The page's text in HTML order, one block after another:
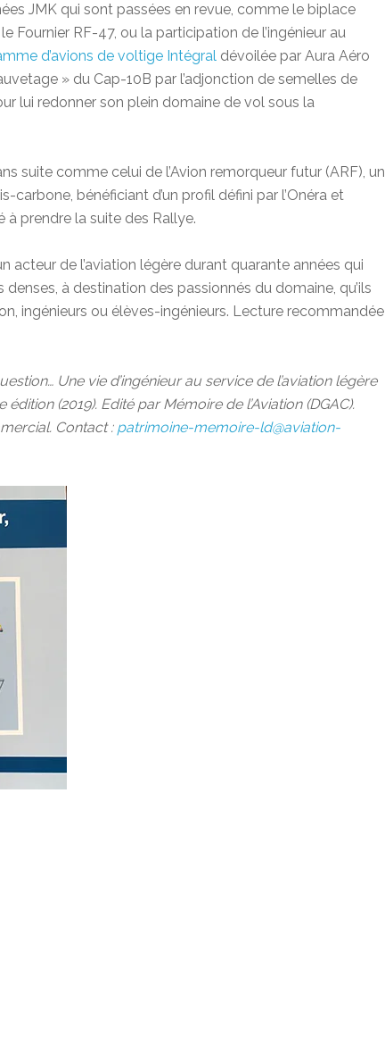
JMK qui sont passées en revue, comme le biplace
Fournier RF-47, ou la participation de l’ingénieur au
d’avions de voltige Intégral dévoilée par Aura Aéro
» du Cap-10B par l’adjonction de semelles de
lui redonner son plein domaine de vol sous la
suite comme celui de l’Avion remorqueur futur (ARF), un
carbone, bénéficiant d’un profil défini par l’Onéra et
à prendre la suite des Rallye.
acteur de l’aviation légère durant quarante années qui
à destination des passionnés du domaine, qu’ils
ingénieurs ou élèves-ingénieurs. Lecture recommandée
Une vie d’ingénieur au service de l’aviation légère
édition (2019). Edité par Mémoire de l’Aviation (DGAC).
Contact : patrimoine-memoire-ld@aviation-